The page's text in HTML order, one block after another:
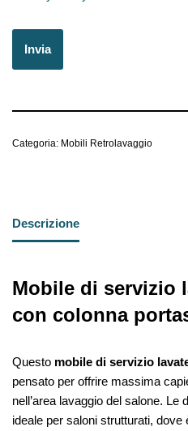
Categoria: Mobili Retrolavaggio
Descrizione
Mobile di servizio
con colonna
Questo mobile di servizio
pensato per offrire massima
nell’area lavaggio del salone.
ideale per saloni strutturati,